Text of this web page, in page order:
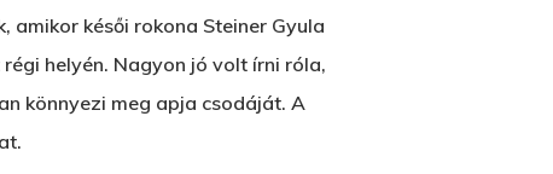
amikor késői rokona Steiner Gyula
helyén. Nagyon jó volt írni róla,
könnyezi meg apja csodáját. A